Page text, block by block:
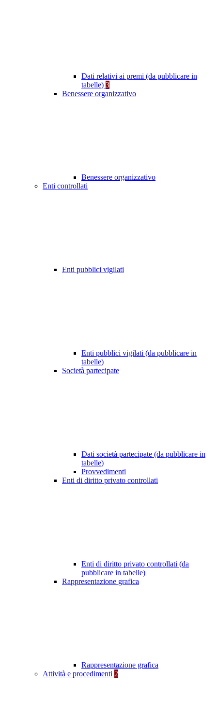
Dati relativi ai premi (da pubblicare in
tabelle) 3
Benessere organizzativo
Benessere organizzativo
Enti controllati
Enti pubblici vigilati
Enti pubblici vigilati (da pubblicare in
tabelle)
Società partecipate
Dati società partecipate (da pubblicare in
tabelle)
Provvedimenti
Enti di diritto privato controllati
Enti di diritto privato controllati (da
pubblicare in tabelle)
Rappresentazione grafica
Rappresentazione grafica
Attività e procedimenti 2